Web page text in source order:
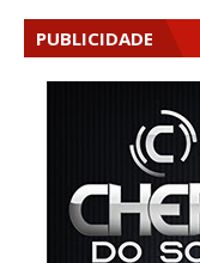
PUBLICIDADE